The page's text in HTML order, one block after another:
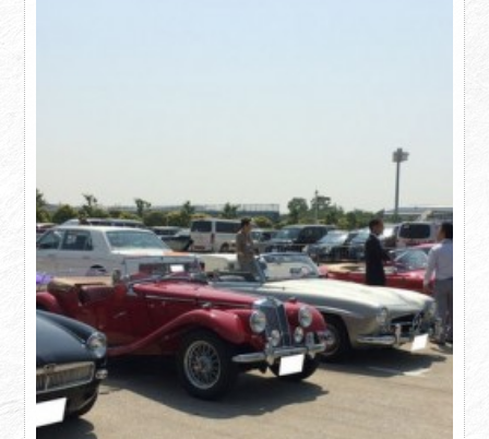
Company
会社概要
Recruit
採用情報